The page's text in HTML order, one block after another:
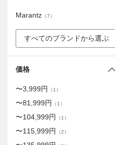
Marantz （7）
すべてのブランドから選ぶ
価格
〜3,999円 （1 ）
〜81,999円 （1 ）
〜104,999円 （1 ）
〜115,999円 （2）